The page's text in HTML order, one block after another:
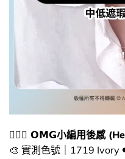
🙆🏻‍♀️​ 𝗢𝗠𝗚小編用後感
🎨 ​實測色號｜1719 Ivory